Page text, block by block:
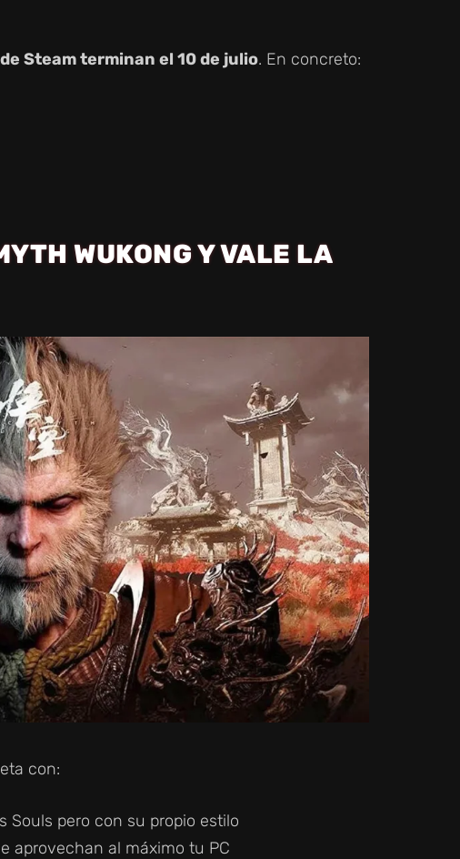
Steam terminan el 10 de julio. En concreto:
WUKONG Y VALE LA
con:
Souls pero con su propio estilo
aprovechan al máximo tu PC